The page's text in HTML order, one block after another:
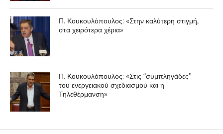
Π. Κουκουλόπουλος: «Στην καλύτερη στιγμή,
στα χειρότερα χέρια»
Π. Κουκουλόπουλος: «Στις “συμπληγάδες”
του ενεργειακού σχεδιασμού και η
Τηλεθέρμανση»